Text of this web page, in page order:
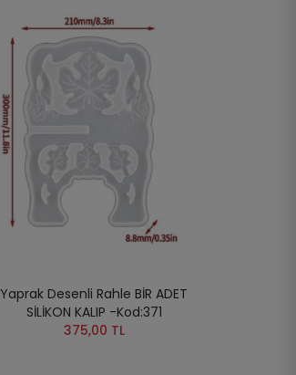
Yaprak Desenli Rahle BİR ADET
SİLİKON KALIP -Kod:371
375,00 TL